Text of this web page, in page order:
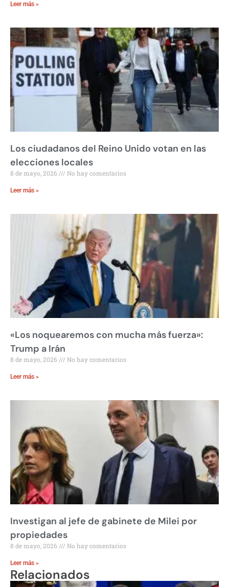
Leer más »
Los ciudadanos del Reino Unido votan en las
elecciones locales
8 de mayo, 2026 No hay comentarios
Leer más »
«Los noquearemos con mucha más fuerza»:
Trump a Irán
8 de mayo, 2026 No hay comentarios
Leer más »
Investigan al jefe de gabinete de Milei por
propiedades
8 de mayo, 2026 No hay comentarios
Leer más »
Relacionados